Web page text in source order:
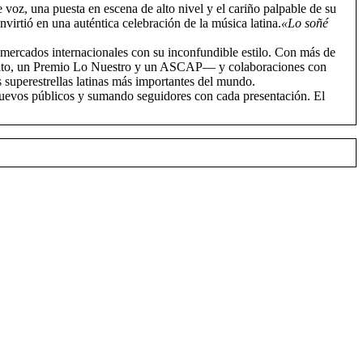
una puesta en escena de alto nivel y el cariño palpable de su
en una auténtica celebración de la música latina.«Lo soñé
internacionales con su inconfundible estilo. Con más de
un Premio Lo Nuestro y un ASCAP— y colaboraciones con
latinas más importantes del mundo.
públicos y sumando seguidores con cada presentación. El